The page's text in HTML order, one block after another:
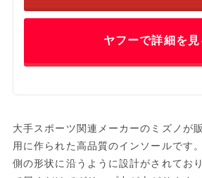
ヤフーで詳細を見
大手スポーツ関連メーカーのミズノが
用に作られた高品質のインソールです
側の形状に沿うように設計がされてお